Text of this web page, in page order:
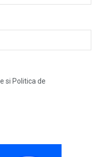
si Politica de